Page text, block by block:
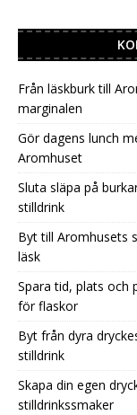
Från läskburk till
marginalen
Gör dagens lunch
Aromhuset
Sluta släpa på
stilldrink
Byt till Aromhusets
läsk
Spara tid, plats och
för flaskor
Byt från dyra
stilldrink
Skapa din egen
stilldrinkssmaker